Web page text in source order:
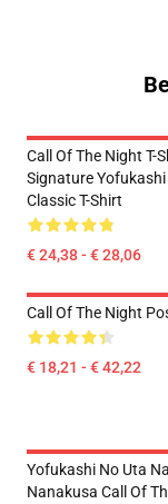
Call Of The Night T-
Signature Yofukashi
Classic T-Shirt
€ 24,38 - € 28,06
Call Of The Night
€ 18,21 - € 42,22
Yofukashi No Uta
Nanakusa Call Of